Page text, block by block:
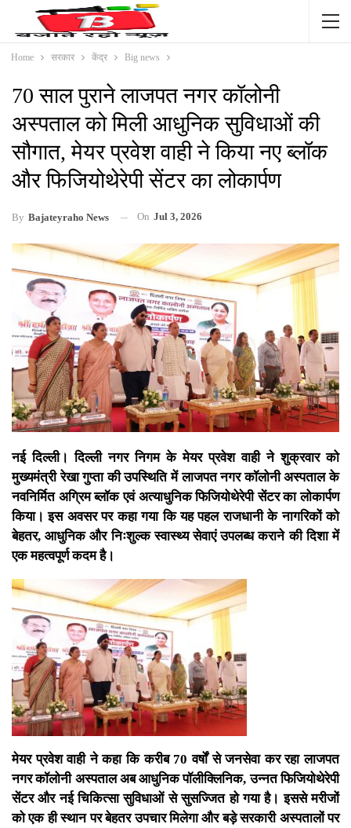
Home सरकार केंद्र Big news
70 साल पुराने लाजपत नगर कॉलोनी
अस्पताल को मिली आधुनिक सुविधाओं की
सौगात, मेयर प्रवेश वाही ने किया नए ब्लॉक
और फिजियोथेरेपी सेंटर का लोकार्पण
By Bajateyraho News On Jul 3, 2026
नई दिल्ली। दिल्ली नगर निगम के मेयर प्रवेश वाही ने शुक्रवार को
मुख्यमंत्री रेखा गुप्ता की उपस्थिति में लाजपत नगर कॉलोनी अस्पताल के
नवनिर्मित अग्रिम ब्लॉक एवं अत्याधुनिक फिजियोथेरेपी सेंटर का लोकार्पण
किया। इस अवसर पर कहा गया कि यह पहल राजधानी के नागरिकों को
बेहतर, आधुनिक और निःशुल्क स्वास्थ्य सेवाएं उपलब्ध कराने की दिशा में
एक महत्वपूर्ण कदम है।
मेयर प्रवेश वाही ने कहा कि करीब 70 वर्षों से जनसेवा कर रहा लाजपत
नगर कॉलोनी अस्पताल अब आधुनिक पॉलीक्लिनिक, उन्नत फिजियोथेरेपी
सेंटर और नई चिकित्सा सुविधाओं से सुसज्जित हो गया है। इससे मरीजों
को एक ही स्थान पर बेहतर उपचार मिलेगा और बड़े सरकारी अस्पतालों पर